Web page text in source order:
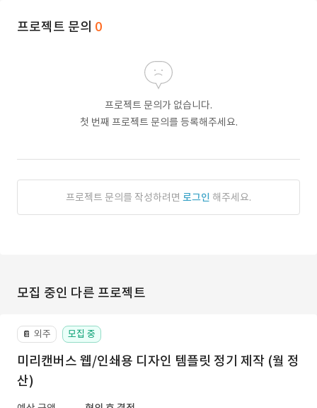
프로젝트 문의 0
프로젝트 문의가 없습니다.
첫 번째 프로젝트 문의를 등록해주세요.
프로젝트 문의를 작성하려면 로그인 해주세요.
모집 중인 다른 프로젝트
📔 외주 모집 중
미리캔버스 웹/인쇄용 디자인 템플릿 정기 제작 (월 정
산)